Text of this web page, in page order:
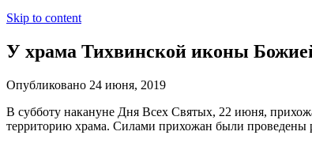
Skip to content
У храма Тихвинской иконы
Опубликовано 24 июня, 2019
В субботу накануне Дня Всех Святых, 22 июня,
территорию храма. Силами прихожан были проведены